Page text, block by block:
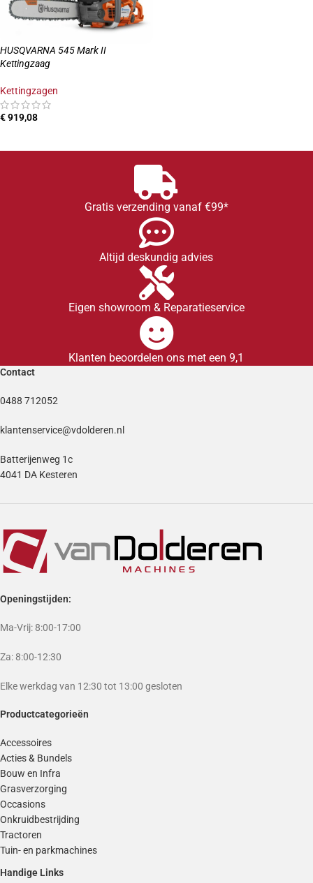
HUSQVARNA 545 Mark II
Kettingzaag
Kettingzagen
€919,08
Gratis verzending vanaf €99*
Altijd deskundig advies
Eigen showroom & Reparatieservice
Klanten beoordelen ons met een 9,1
Contact
0488 712052
klantenservice@vdolderen.nl
Batterijenweg 1c
4041 DA Kesteren
Openingstijden:
Ma-Vrij: 8:00-17:00
Za: 8:00-12:30
Elke werkdag van 12:30 tot 13:00 gesloten
Productcategorieën
Accessoires
Acties & Bundels
Bouw en Infra
Grasverzorging
Occasions
Onkruidbestrijding
Tractoren
Tuin- en parkmachines
Handige Links